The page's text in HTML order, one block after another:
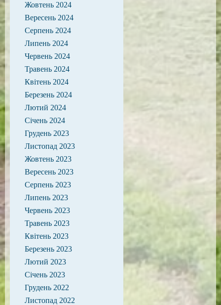
Жовтень 2024
Вересень 2024
Серпень 2024
Липень 2024
Червень 2024
Травень 2024
Квітень 2024
Березень 2024
Лютий 2024
Січень 2024
Грудень 2023
Листопад 2023
Жовтень 2023
Вересень 2023
Серпень 2023
Липень 2023
Червень 2023
Травень 2023
Квітень 2023
Березень 2023
Лютий 2023
Січень 2023
Грудень 2022
Листопад 2022